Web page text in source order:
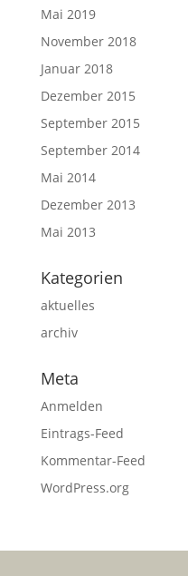
Mai 2019
November 2018
Januar 2018
Dezember 2015
September 2015
September 2014
Mai 2014
Dezember 2013
Mai 2013
Kategorien
aktuelles
archiv
Meta
Anmelden
Eintrags-Feed
Kommentar-Feed
WordPress.org